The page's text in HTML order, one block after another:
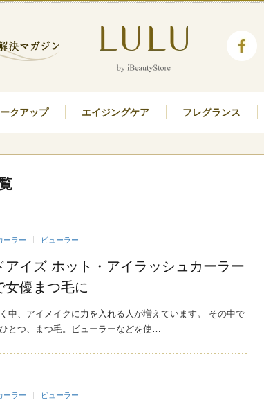
クアップ エイジングケア フレグランス
ーラー ビューラー
アイズ ホット・アイラッシュカーラー
女優まつ毛に
中、アイメイクに力を入れる人が増えています。 その中で
とつ、まつ毛。ビューラーなどを使…
ーラー ビューラー